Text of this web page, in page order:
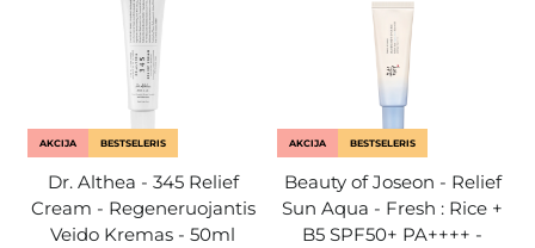
AKCIJA BESTSELERIS
Dr. Althea - 345 Relief
Cream - Regeneruojantis
Veido Kremas - 50ml
AKCIJA BESTSELERIS
Beauty of Joseon - Relief
Sun Aqua - Fresh : Rice +
B5 SPF50+ PA++++ -